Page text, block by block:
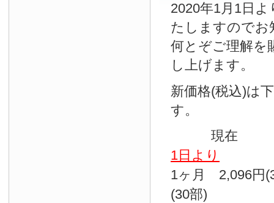
2020年1月1日
たしますのでお
何とぞご理解を
し上げます。
新価格(税込)は
す。
現
1日より
1ヶ月 2,096
(30部)